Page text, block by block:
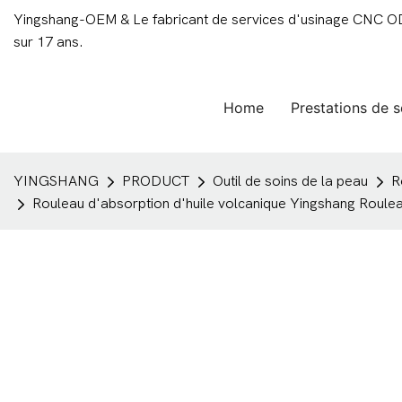
Yingshang-OEM & Le fabricant de services d'usinage CNC
sur 17 ans.
Home Prestations de
YINGSHANG PRODUCT Outil de soins de la peau
Rouleau d'absorption d'huile volcanique Yingshang